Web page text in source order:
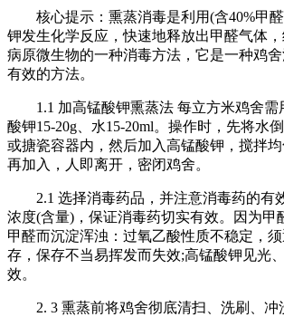
核心提示：熏蒸消毒是利用(含40%甲醛
钾发生化学反应，快速地释放出甲醛气体
病原微生物的一种消毒方法，它是一种鸡
有效的方法。
1.1 加高锰酸钾熏蒸法 每立方米鸡舍需
酸钾15-20g、水15-20ml。操作时，先将水
或搪瓷容器内，然后加入高锰酸钾，搅拌均
再加入，人即离开，密闭鸡舍。
2.1 选择消毒药品，并注意消毒药的有效
浓度(含量)，保证消毒药切实有效。因为甲
甲醛而沉淀浑浊：过氧乙酸性质不稳定，
存，保存不当易挥发而失效;高锰酸钾见光
效。
2. 3 熏蒸前将鸡舍彻底清扫、洗刷、冲